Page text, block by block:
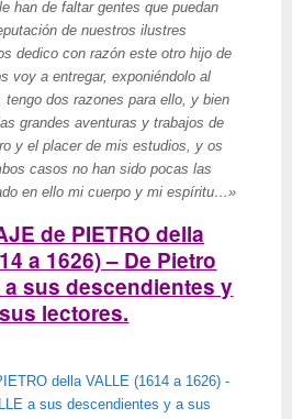
han de faltar gentes que puedan
de nuestros ilustres
dedico con razón este otro hijo de
voy a entregar, exponiéndolo al
dos razones para ello, y bien
grandes aventuras y trabajos de
y el placer de mis estudios, y os
casos no han sido pocas las
en ello mi cuerpo y mi espíritu…»
de PIETRO della
a 1626) – De Pietro
sus descendientes y
lectores.
della VALLE (1614 a 1626) -
a sus descendientes y a sus